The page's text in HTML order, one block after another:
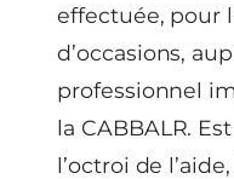
effectuée, pour
d’occasions,
professionnel
la CABBALR.
l’octroi de